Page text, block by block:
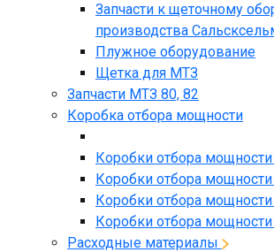
Запчасти к щеточному
производства
Плужное оборудование
Щетка для МТЗ
Запчасти МТЗ 80, 82
Коробка отбора мощности
Коробки отбора
Коробки отбора
Коробки отбора
Коробки отбора мощности
Расходные материалы